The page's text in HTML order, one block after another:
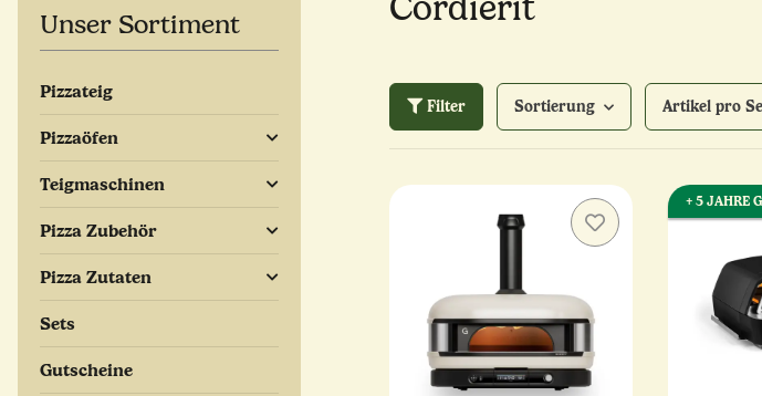
Cordierit
Filter Sortierung Artikel pro
+ 5 JAHRE
Unser Sortiment
Pizzateig
Pizzaöfen
Teigmaschinen
Pizza Zubehör
Pizza Zutaten
Sets
Gutscheine